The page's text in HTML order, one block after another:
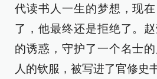
代读书人一生的梦想，现
了，他最终还是拒绝了。
的诱惑，守护了一个名士
人的钦服，被写进了官修史